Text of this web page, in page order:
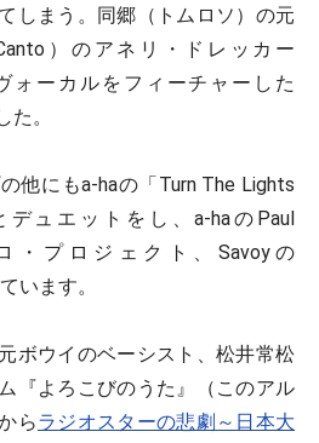
しまう。同郷（トムロソ）の元
）のアネリ・ドレッカー
ォーカルをフィーチャーした
た。
他にもa-haの「Turn The Lights
デュエットをし、a-haのPaul
ロ・プロジェクト、Savoyの
います。
ボウイのベーシスト、松井常松
『よろこびのうた』（このアル
らラジオスターの悲劇～日本大